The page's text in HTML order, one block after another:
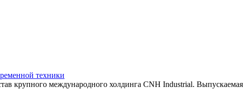
техники
крупного международного холдинга CNH Industrial.